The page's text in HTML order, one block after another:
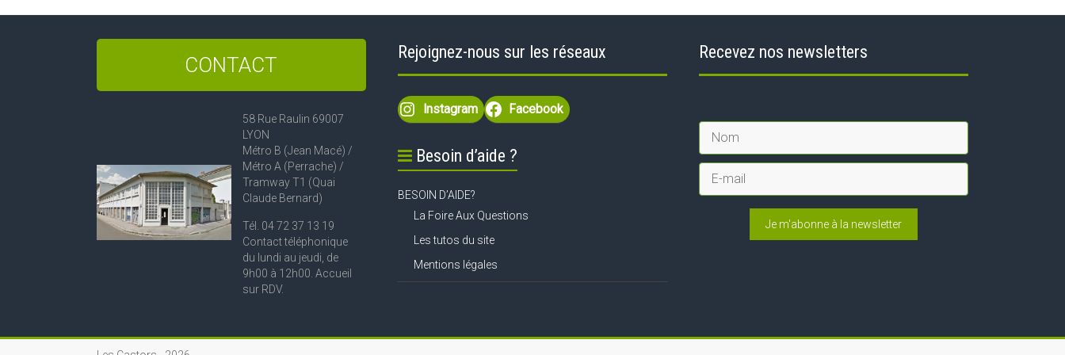
CONTACT
58 Rue Raulin 69007
LYON
Métro B (Jean Macé) /
Métro A (Perrache) /
Tramway T1 (Quai
Claude Bernard)
Tél. 04 72 37 13 19
Contact téléphonique
du lundi au jeudi, de
9h00 à 12h00. Accueil
sur RDV.
Rejoignez-nous sur les réseaux
Instagram Facebook
Besoin d’aide ?
BESOIN D’AIDE?
La Foire Aux Questions
Les tutos du site
Mentions légales
Recevez nos newsletters
Je m'abonne à la newsletter